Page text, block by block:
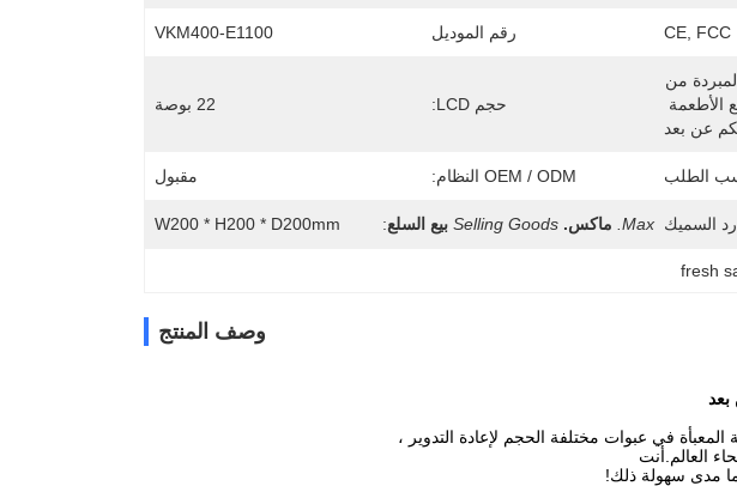
CE, FCC رقم الموديل VKM400-E1100
عن بعد
حجم LCD: 22 بوصة
الطلب OEM / ODM النظام: مقبول
السميك Max. ماكس. Selling Goods بيع السلع:
W200 * H200 * D200mm
fresh
وصف المنتج
بعد
العالم.أنت
مدى سهولة ذلك!